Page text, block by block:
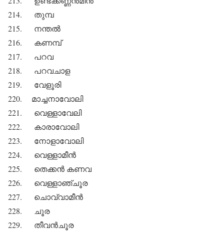
214. തുമ്പ
215. നന്തല്‍
216. കണമ്പ്
217. പറവ
218. പറവചാള
219. വേളൂരി
220. മാച്ചനാവോലി
221. വെള്ളാവേലി
222. കാരാവോലി
223. നോളാവോലി
224. വെള്ളാമീന്‍
225. തെക്കന്‍ കണവ
226. വെള്ളാഞ്ചൂര
227. ചൊവ്വാമീന്‍
228. ചൂര
229. തീവന്‍ചൂര